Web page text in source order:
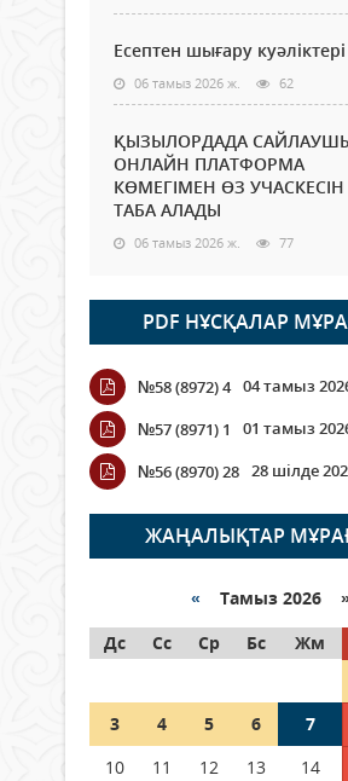
Есептен шығару куәліктері
06 тамыз 2026 ж. 62
ҚЫЗЫЛОРДАДА
ОНЛАЙН ПЛАТФОРМА
КӨМЕГІМЕН ӨЗ
ТАБА АЛАДЫ
06 тамыз 2026 ж. 77
Open Air: Қызылорда
полиция департаменті 20
мыңнан астам
қауіпсіздігін қамтамасыз
06 тамыз 2026 ж.
Wi-Fi ҚАБЫРҒА АРҚЫЛЫ
ӨТЕДІ?
06 тамыз 2026 ж. 254
граждане Казахстана,
05 тамыз 2026 ж. 133
Шетелде жүрген Қазақстан
азаматтары қалай дауыс
PDF НҰСҚАЛАР
№58 (8972) 4 04 тамыз
№57 (8971) 1
01 тамыз
№56 (8970) 28 28 шілде
ЖАҢАЛЫҚТАР
« Тамыз 2026
Дс
Сс Ср Бс Жм
3
4 5 6 7
10
11 12 13 14